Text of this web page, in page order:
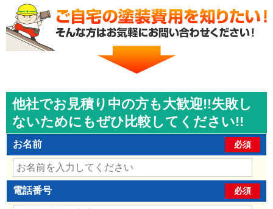
他社でお見積り中の方も大歓迎!!失敗し
ないためにもぜひ比較してください!!
お名前 必須
電話番号 必須